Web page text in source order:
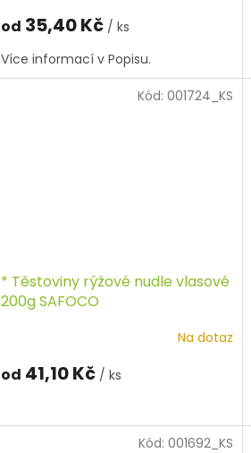
od 35,40 Kč / ks
Více informací v Popisu.
* Těstoviny rýžové nudle vlasové
200g SAFOCO
Na dotaz
od 41,10 Kč / ks
Kód: 001724_KS
Kód: 001692_KS